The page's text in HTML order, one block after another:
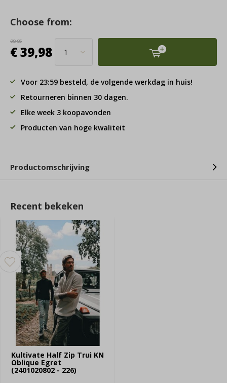
Choose from:
99,95
€ 39,98
Voor 23:59 besteld, de volgende werkdag in huis!
Retourneren binnen 30 dagen.
Elke week 3 koopavonden
Producten van hoge kwaliteit
Productomschrijving
Recent bekeken
Kultivate Half Zip Trui KN
Oblique Egret
(2401020802 - 226)